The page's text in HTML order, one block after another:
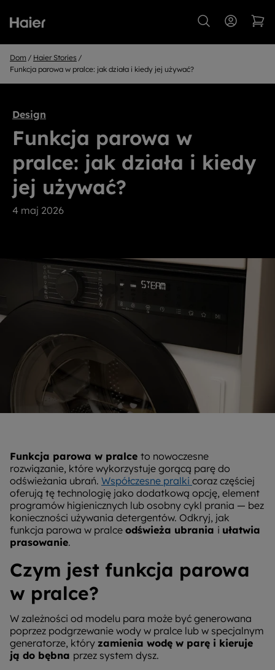
Dom
Haier Stories
Funkcja parowa w pralce: jak działa i kiedy jej używać?
Design
Funkcja parowa w
pralce: jak działa i kiedy
jej używać?
4 maj 2026
Funkcja parowa w pralce to nowoczesne
rozwiązanie, które wykorzystuje gorącą parę do
odświeżania ubrań. Współczesne pralki coraz częściej
oferują tę technologię jako dodatkową opcję, element
programów higienicznych lub osobny cykl prania — bez
konieczności używania detergentów. Odkryj, jak
funkcja parowa w pralce odświeża ubrania i ułatwia
prasowanie.
Czym jest funkcja parowa
w pralce?
W zależności od modelu para może być generowana
poprzez podgrzewanie wody w pralce lub w specjalnym
generatorze, który zamienia wodę w parę i kieruje
ją do bębna przez system dysz.